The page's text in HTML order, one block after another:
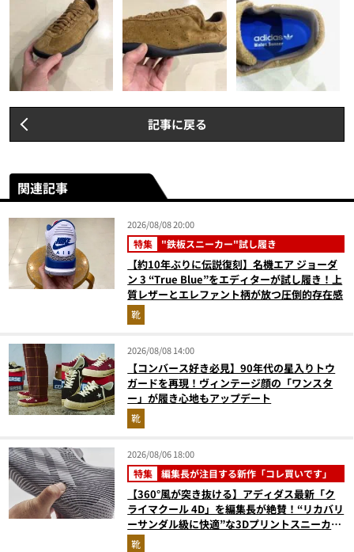
記事に戻る
関連記事
2026/08/08 20:00
特集 "鉄板スニーカー"試し履き
【約10年ぶりに伝説復刻】名機エア ジョーダ
ン 3 “True Blue”をエディターが試し履き！上
質レザーとエレファント柄が放つ圧倒的存在感
靴
2026/08/08 14:00
【コンバース好き必見】90年代の星入りトウ
ガードを再現！ヴィンテージ顔の「ワンスタ
ー」が履き心地もアップデート
靴
2026/08/06 18:00
特集 編集長が注目する新作「コレ買いです」
【360°風が突き抜ける】アディダス最新「ク
ライマクール 4D」を編集長が絶賛！“リカバリ
ーサンダル級に快適”な3Dプリントスニーカー
『コレ買いです』Vol.173
靴